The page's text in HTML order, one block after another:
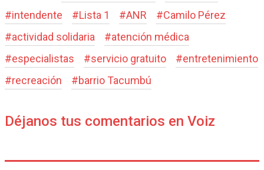
#intendente #Lista 1 #ANR #Camilo Pérez
#actividad solidaria #atención médica
#especialistas #servicio gratuito #entretenimiento
#recreación #barrio Tacumbú
Déjanos tus comentarios en Voiz